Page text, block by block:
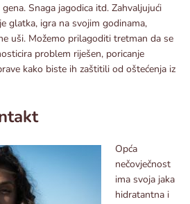
Snaga jagodica itd. Zahvaljujući
glatka, igra na svojim godinama,
uši. Možemo prilagoditi tretman da se
problem riješen, poricanje
kako biste ih zaštitili od oštećenja iz
Opća
nečovječnost
ima svoja jaka
hidratantna i